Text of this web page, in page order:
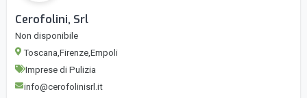
Cerofolini, Srl
Non disponibile
Toscana,Firenze,Empoli
Imprese di Pulizia
info@cerofolinisrl.it